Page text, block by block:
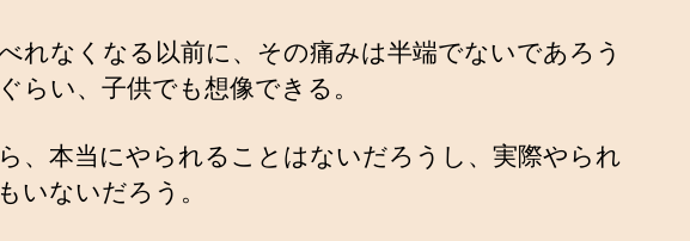
れなくなる以前に、その痛みは半端でないであろう
らい、子供でも想像できる。
、本当にやられることはないだろうし、実際やられ
いないだろう。